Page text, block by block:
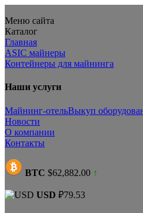
Меню сайта
Каталог
Главная
ASIC майнеры
Контейнеры для майнинга
Наши услуги
Майнинг-отельВыкуп
Новости
О компании
Контакты
BTC $62,882.00 ↑
USD ₽79.53